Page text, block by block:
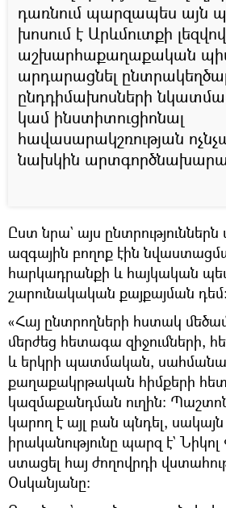
դառնում պարզապես այն
խոսում է Արևմուտքի
աշխարհաքաղաքական
արդարացնել
ընդդիմախոսների
կամ ինստիտուցիոնալ
հավասարակշռության
նախկին
Ըստ նրա` այս
ազգային բողոք էին
հարկադրանքի և հայկական
շարունակական քայքայման դեմ։
«Հայ ընտրողների հստակ
մերժեց հետագա զիջումների,
և երկրի պատմական,
քաղաքակրթական հիմքերի
կազմաքանդման ուղին։
կարող է այլ բան պնդել,
իրականությունը պարզ է`
ստացել հայ ժողովրդի
Օսկանյանը։